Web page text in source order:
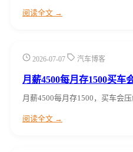
阅读全文 →
2026-07-07 汽车博客
月薪4500每月存1500买车
月薪4500每月存1500，买车会
阅读全文 →